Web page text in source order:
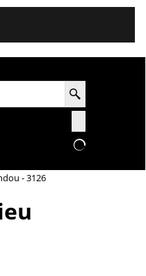
- 3126